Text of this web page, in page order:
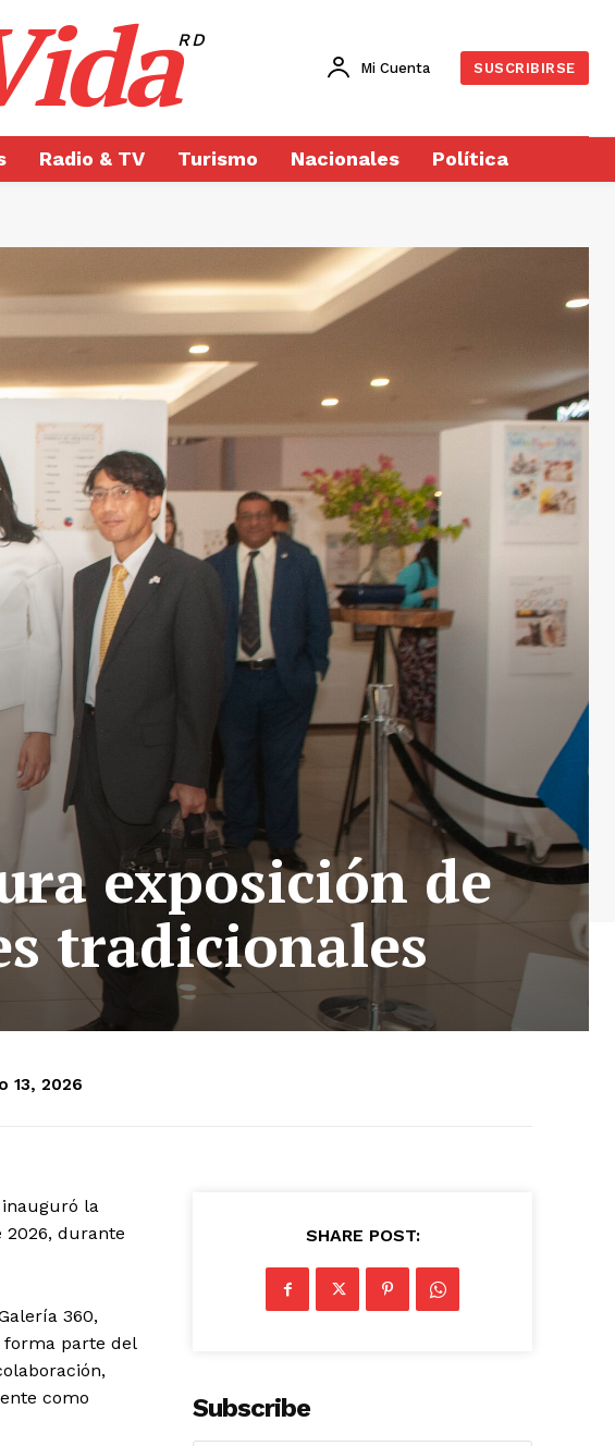
RD
Mi Cuenta SUSCRIBIRSE
Radio & TV Turismo Nacionales Política
exposición de
tradicionales
13, 2026
inauguró la
2026, durante
360,
parte del
como
SHARE POST:
Subscribe